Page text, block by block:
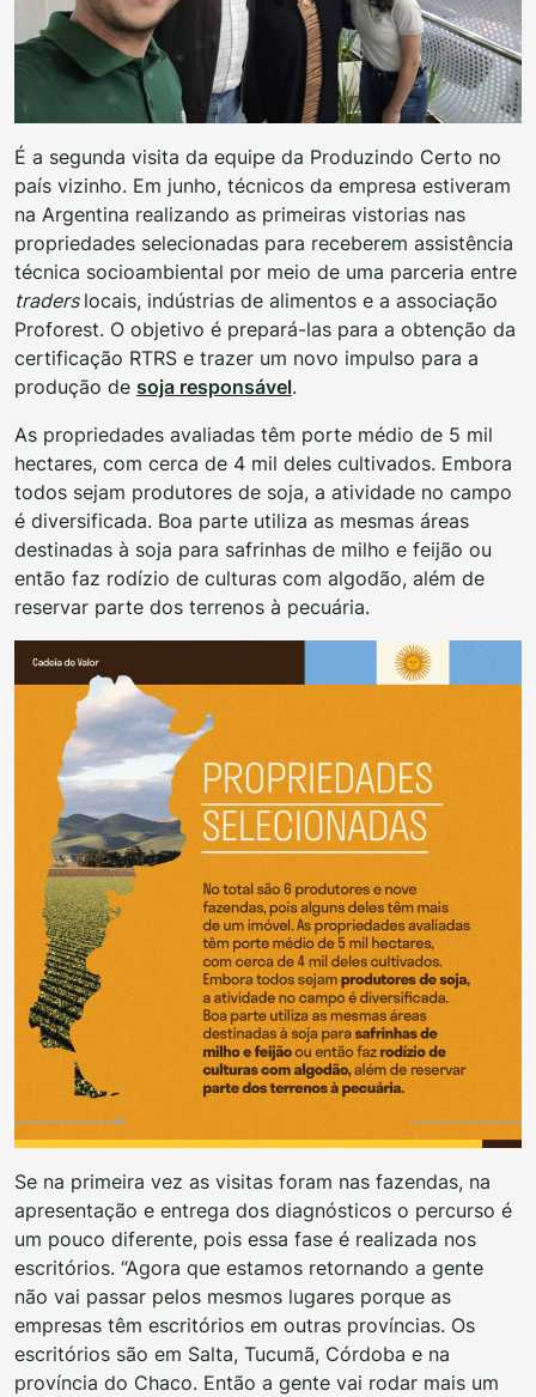
É a segunda visita da equipe da Produzindo Certo no
país vizinho. Em junho, técnicos da empresa estiveram
na Argentina realizando as primeiras vistorias nas
propriedades selecionadas para receberem assistência
técnica socioambiental por meio de uma parceria entre
traders locais, indústrias de alimentos e a associação
Proforest. O objetivo é prepará-las para a obtenção da
certificação RTRS e trazer um novo impulso para a
produção de soja responsável.
As propriedades avaliadas têm porte médio de 5 mil
hectares, com cerca de 4 mil deles cultivados. Embora
todos sejam produtores de soja, a atividade no campo
é diversificada. Boa parte utiliza as mesmas áreas
destinadas à soja para safrinhas de milho e feijão ou
então faz rodízio de culturas com algodão, além de
reservar parte dos terrenos à pecuária.
Se na primeira vez as visitas foram nas fazendas, na
apresentação e entrega dos diagnósticos o percurso é
um pouco diferente, pois essa fase é realizada nos
escritórios. “Agora que estamos retornando a gente
não vai passar pelos mesmos lugares porque as
empresas têm escritórios em outras províncias. Os
escritórios são em Salta, Tucumã, Córdoba e na
província do Chaco. Então a gente vai rodar mais um